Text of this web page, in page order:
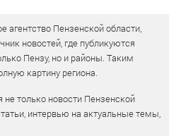
агентство Пензенской области,
новостей, где публикуются
Пензу, но и районы. Таким
картину региона.
только новости Пензенской
интервью на актуальные темы,